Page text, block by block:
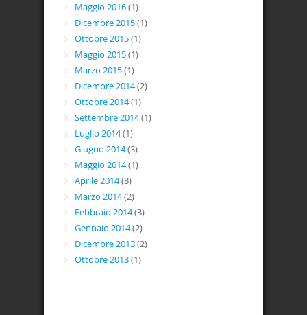
Maggio 2016(1)
Dicembre 2015(1)
Ottobre 2015(1)
Maggio 2015(1)
Marzo 2015(1)
Dicembre 2014(2)
Ottobre 2014(1)
Settembre 2014(1)
Luglio 2014(1)
Giugno 2014(3)
Maggio 2014(1)
Aprile 2014(3)
Marzo 2014(2)
Febbraio 2014(3)
Gennaio 2014(2)
Dicembre 2013(2)
Ottobre 2013(1)